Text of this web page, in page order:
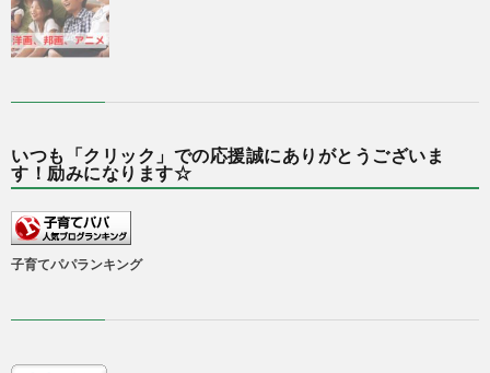
いつも「クリック」での応援誠にありがとうございま
す！励みになります☆
子育てパパランキング